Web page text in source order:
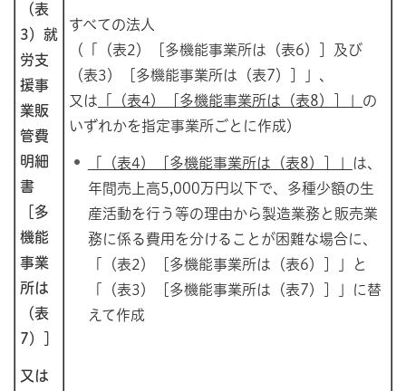
（表
3）就
労支
援事
業販
管費
明細
書
［多
機能
事業
所は
（表
7）］
又は
すべての法人
（「（表2）［多機能事業所は（表6）］及び
（表3）［多機能事業所は（表7）］」、
又は 「（表4）［多機能事業所は（表8）
の
いずれかを指定事業所ごとに作成）
「（表4）［多機能事業所は（表8）］」
は、
年間売上高5,000万円以下で、多種少額の生
産活動を行う等の理由から製造業務と販売業
務に係る費用を分けることが困難な場合に、
「（表2）［多機能事業所は（表6）］」と
「（表3）［多機能事業所は（表7）］」に替
えて作成